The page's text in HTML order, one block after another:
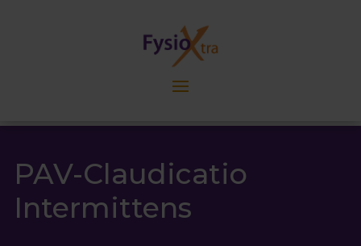
PAV-Claudicatio
Intermittens